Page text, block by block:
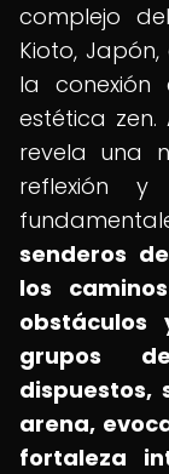
complejo
Kioto,
la
estética
revela una
reflexión y
senderos
los
grupos
dispuestos,
arena,
fortaleza